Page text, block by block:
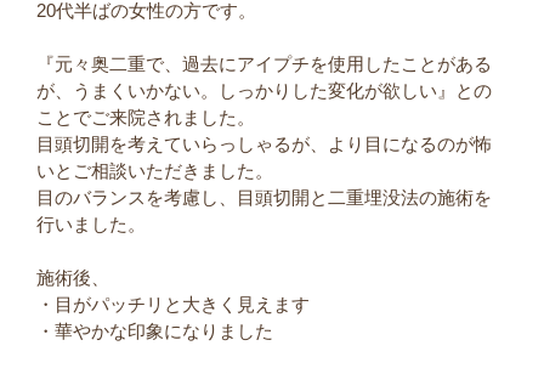
20代半ばの女性の方です。
『元々奥二重で、過去にアイプチを使用したことがある
が、うまくいかない。しっかりした変化が欲しい』との
ことでご来院されました。
目頭切開を考えていらっしゃるが、より目になるのが怖
いとご相談いただきました。
目のバランスを考慮し、目頭切開と二重埋没法の施術を
行いました。
施術後、
・目がパッチリと大きく見えます
・華やかな印象になりました